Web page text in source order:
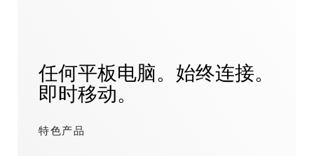
任何平板电脑。始终连接。
即时移动。
特色产品